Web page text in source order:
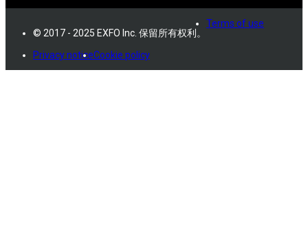
© 2017 - 2025 EXFO Inc. 保留所有权利。
Terms of use
Privacy noticeCookie policy